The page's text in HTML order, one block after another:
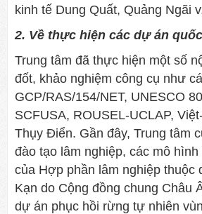
kinh tế Dung Quất, Quảng Ngãi
2. Về thực hiện các dự án
Trung tâm đã thực hiện một số
đốt, khảo nghiệm công cụ như
GCP/RAS/154/NET, UNESCO
SCFUSA, ROUSEL-UCLAP,
Thụy Điển. Gần đây, Trung tâm
đào tạo lâm nghiệp, các mô
của Hợp phần lâm nghiệp thuộc
Kạn do Cộng đồng chung Châu
dự án phục hồi rừng tự nhiên